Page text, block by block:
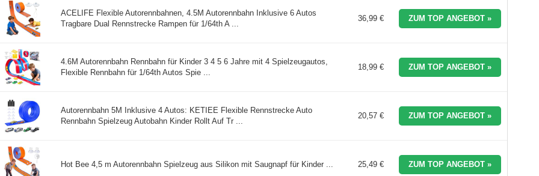
ACELIFE Flexible Autorennbahnen, 4.5M Autorennbahn Inklusive 6 Autos
Tragbare Dual Rennstrecke Rampen für 1/64th A ...
36,99 € ZUM TOP ANGEBOT »
4.6M Autorennbahn Rennbahn für Kinder 3 4 5 6 Jahre mit 4 Spielzeugautos,
Flexible Rennbahn für 1/64th Autos Spie ...
18,99 € ZUM TOP ANGEBOT »
Autorennbahn 5M Inklusive 4 Autos: KETIEE Flexible Rennstrecke Auto
Rennbahn Spielzeug Autobahn Kinder Rollt Auf Tr ...
20,57 € ZUM TOP ANGEBOT »
Hot Bee 4,5 m Autorennbahn Spielzeug aus Silikon mit Saugnapf für Kinder ... 25,49 € ZUM TOP ANGEBOT »